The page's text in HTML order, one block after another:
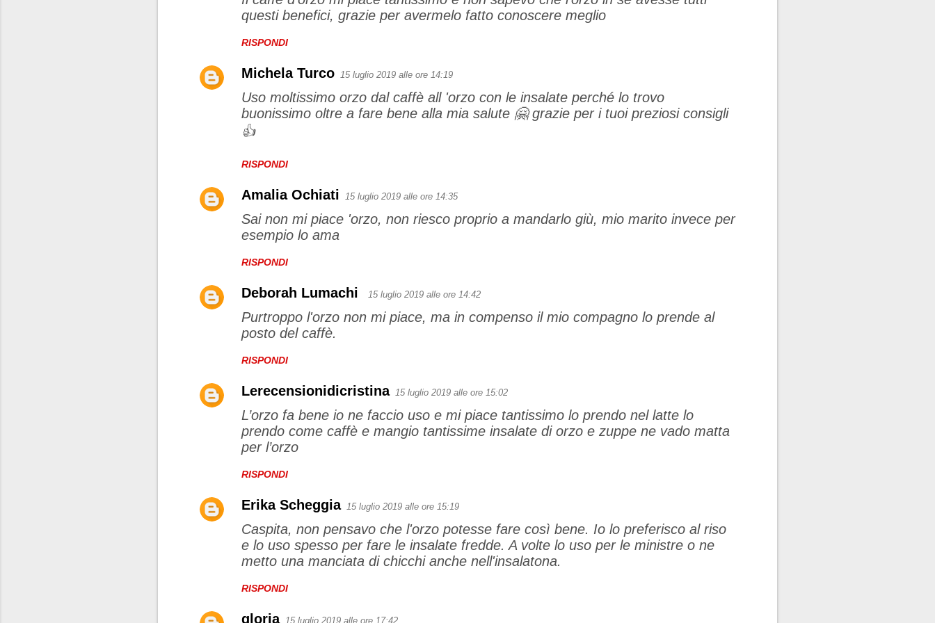
n
questi benefici, grazie per avermelo fatto conoscere meglio
RISPONDI
Michela Turco 15 luglio 2019 alle ore 14:19
Uso moltissimo orzo dal caffè all 'orzo con le insalate perché lo trovo
buonissimo oltre a fare bene alla mia salute 🤗 grazie per i tuoi preziosi consigli
👍
RISPONDI
Amalia Ochiati 15 luglio 2019 alle ore 14:35
Sai non mi piace 'orzo, non riesco proprio a mandarlo giù, mio marito invece per
esempio lo ama
RISPONDI
Deborah Lumachi 15 luglio 2019 alle ore 14:42
Purtroppo l'orzo non mi piace, ma in compenso il mio compagno lo prende al
posto del caffè.
RISPONDI
Lerecensionidicristina 15 luglio 2019 alle ore 15:02
L’orzo fa bene io ne faccio uso e mi piace tantissimo lo prendo nel latte lo
prendo come caffè e mangio tantissime insalate di orzo e zuppe ne vado matta
per l’orzo
RISPONDI
Erika Scheggia 15 luglio 2019 alle ore 15:19
Caspita, non pensavo che l'orzo potesse fare così bene. Io lo preferisco al riso
e lo uso spesso per fare le insalate fredde. A volte lo uso per le ministre o ne
metto una manciata di chicchi anche nell'insalatona.
RISPONDI
gloria 15 luglio 2019 alle ore 17:42